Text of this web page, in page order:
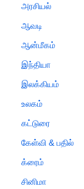
அரசியல்
ஆவடி
ஆன்மீகம்
இந்தியா
இலக்கியம்
உலகம்
கட்டுரை
கேள்வி & பதில்
க்ரைம்
சினிமா